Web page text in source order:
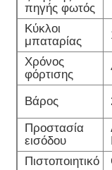
πηγής φωτός
Κύκλοι
μπαταρίας
Χρόνος
φόρτισης
Βάρος
Προστασία
εισόδου
Πιστοποιητικό